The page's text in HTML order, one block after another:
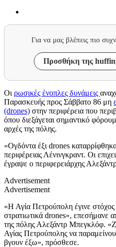
Για να μας βλέπεις πιο
Προσθήκη της
Οι ρωσικές ένοπλες δυνάμεις
Παρασκευής προς Σάββατο 86 μη
(drones) στην περιφέρεια που
όπου διεξάγεται σημαντικό
αρχές της πόλης.
«Ογδόντα έξι drones
περιφέρειας Λένινγκραντ. Οι
έγραψε ο περιφερειάρχης
Advertisement
Advertisement
«Η Αγία Πετρούπολη έγινε στόχος
στρατιωτικά drones», επεσήμανε
της πόλης Αλεξάντρ Μπεγκλόφ.
Αγίας Πετρούπολης να
βγουν έξω», πρόσθεσε.